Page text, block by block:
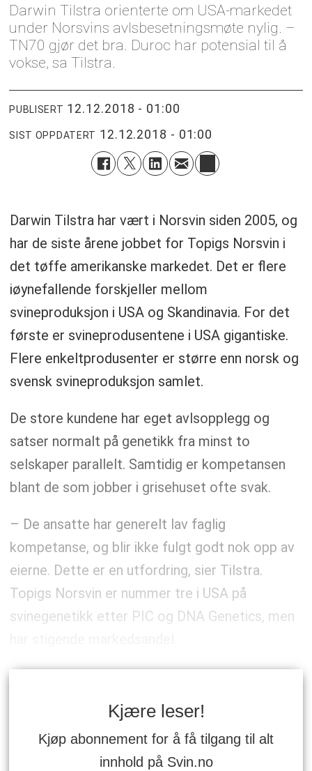
Darwin Tilstra orienterte om USA-markedet
under Norsvins avlsbesetningsmøte nylig. –
TN70 gjør det bra. Duroc har potensial til å
vokse, sa Tilstra.
PUBLISERT 12.12.2018 - 01:00
SIST OPPDATERT 12.12.2018 - 01:00
Darwin Tilstra har vært i Norsvin siden 2005, og
har de siste årene jobbet for Topigs Norsvin i
det tøffe amerikanske markedet. Det er flere
iøynefallende forskjeller mellom
svineproduksjon i USA og Skandinavia. For det
første er svineprodusentene i USA gigantiske.
Flere enkeltprodusenter er større enn norsk og
svensk svineproduksjon samlet.
De store kundene har eget avlsopplegg og
satser normalt på genetikk fra minst to
selskaper parallelt. Samtidig er kompetansen
blant de som jobber i grisehuset ofte svak.
– De ansatte har generelt lav faglig
kompetanse, og blir ikke fulgt godt nok opp av
eierne. Dette er en utfordring, sier Tilstra.
Topigs Norsvin er nummer tre i USA på
svinegenetikk etter PIC og DNA Genetics, men
Kjære leser!
Kjøp abonnement for å få tilgang til alt
innhold på Svin.no